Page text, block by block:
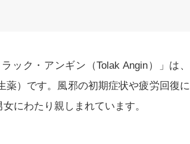
ック・アンギン（Tolak Angin）」は、
薬）です。風邪の初期症状や疲労回復に
にわたり親しまれています。